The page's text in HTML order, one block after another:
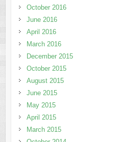
October 2016
June 2016
April 2016
March 2016
December 2015
October 2015
August 2015
June 2015
May 2015
April 2015
March 2015